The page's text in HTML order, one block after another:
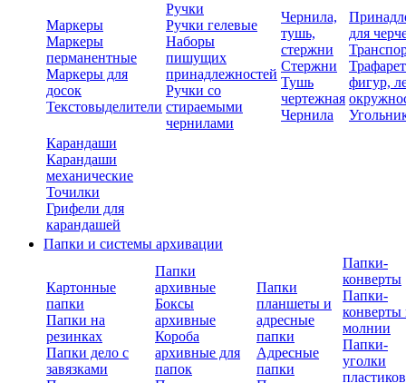
Маркеры
Маркеры
перманентные
Маркеры для
досок
Текстовыделители
Ручки
Ручки гелевые
Наборы
пишущих
принадлежностей
Ручки со
стираемыми
чернилами
Чернила,
тушь,
стержни
Стержни
Тушь
чертежная
Чернила
для
фигур,
Карандаши
Карандаши
механические
Точилки
Грифели для
карандашей
Папки и системы архивации
Картонные
папки
Папки на
резинках
Папки дело с
завязками
Папки
архивные
Боксы
архивные
Короба
архивные для
папок
Папки
планшеты и
адресные
папки
Адресные
папки
Папки-
конверты
Папки-
конверты
молнии
Папки-
уголки